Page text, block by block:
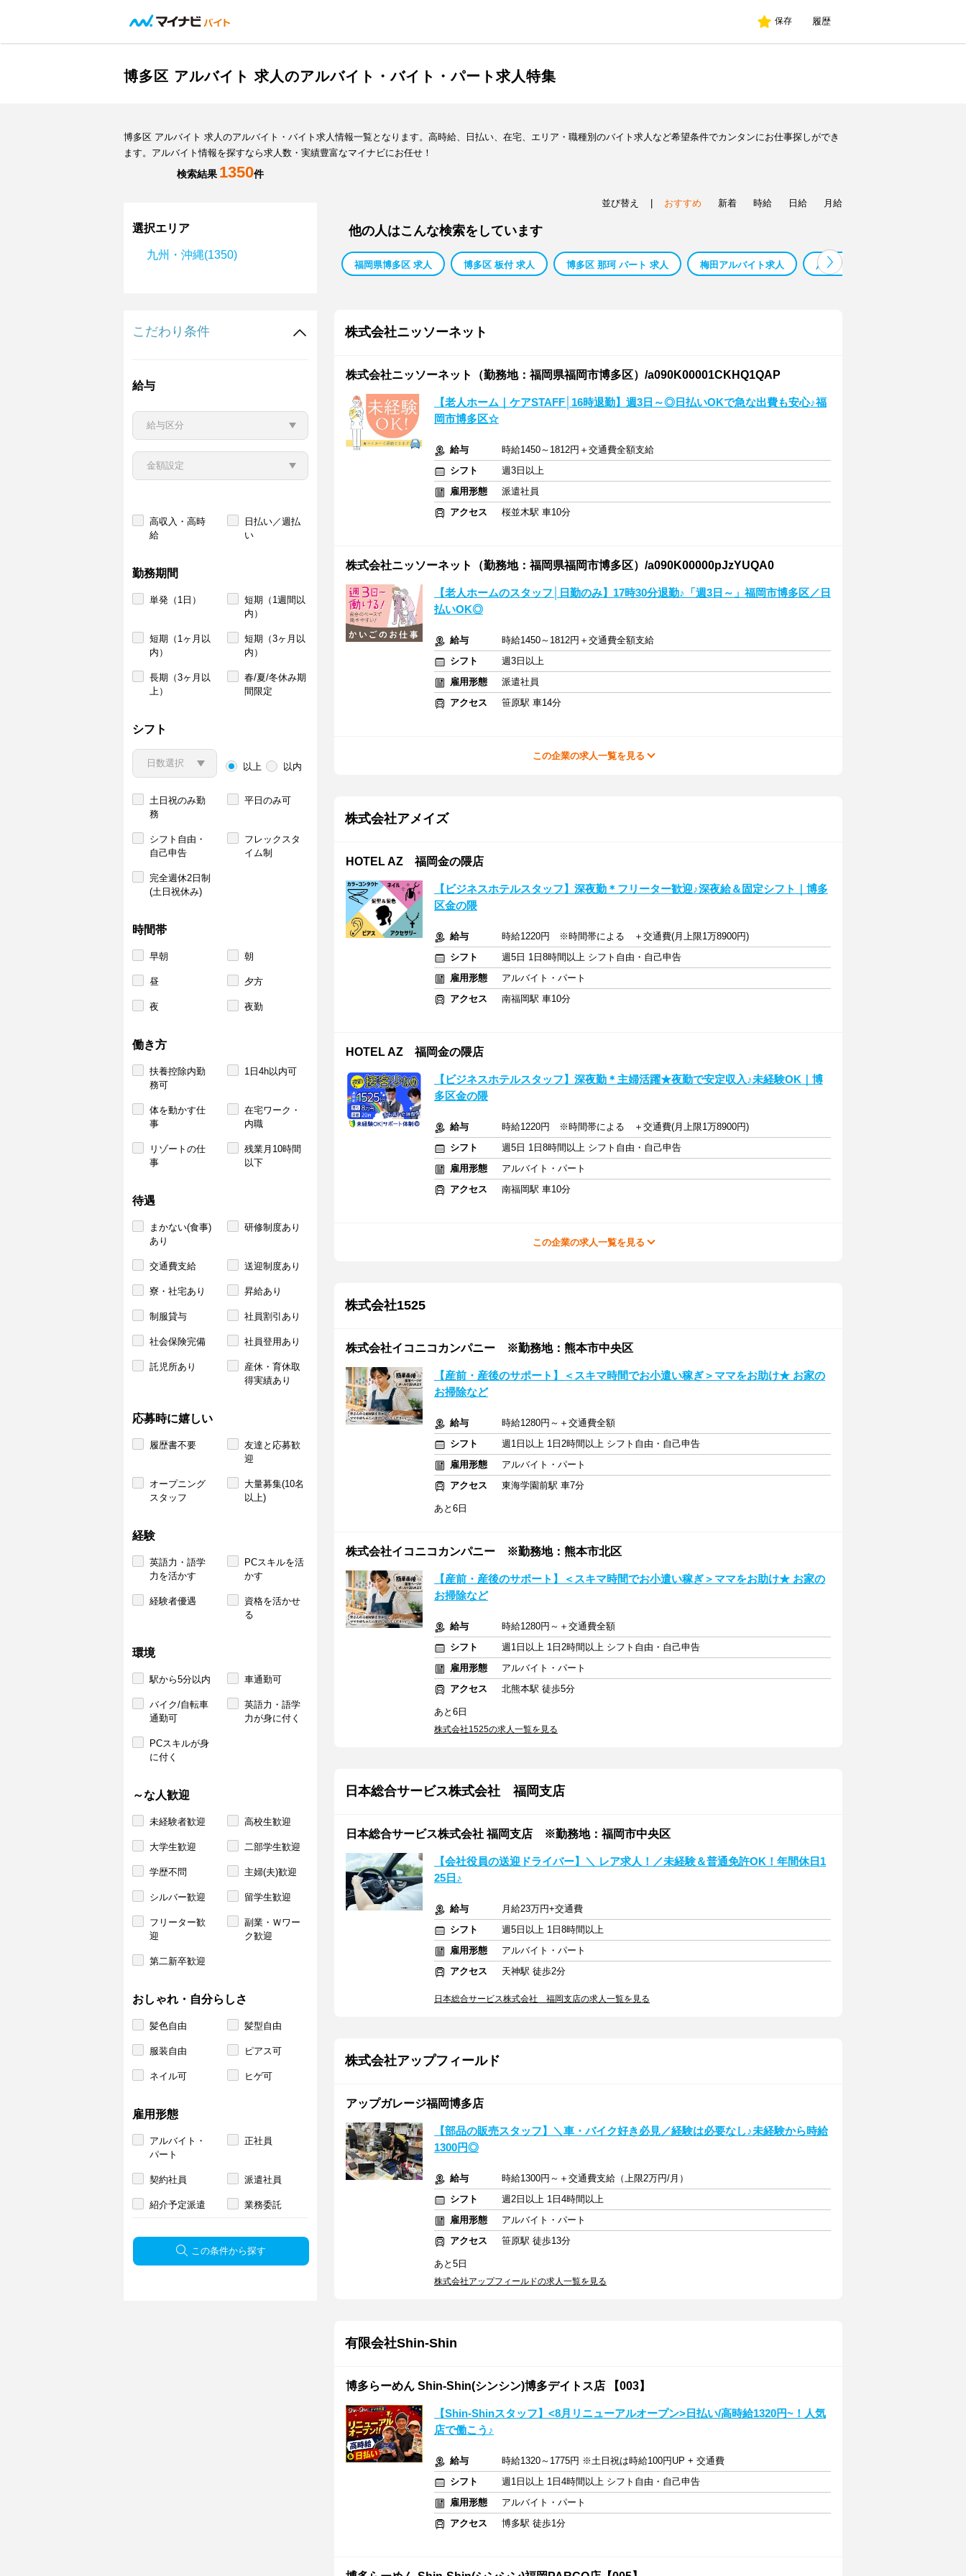
保存 履歴
博多区 アルバイト 求人のアルバイト・バイト・パート求人特集
博多区 アルバイト 求人のアルバイト・バイト求人情報一覧となります。高時給、日払い、在宅、エリア・職種別のバイト求人など希望条件でカンタンにお仕事探しができ
ます。アルバイト情報を探すなら求人数・実績豊富なマイナビにお任せ！
検索結果 1350件
選択エリア
九州・沖縄(1350)
こだわり条件
給与
高収入・高時
給
日払い／週払
い
勤務期間
単発（1日）
短期（1週間以
内）
短期（1ヶ月以
内）
短期（3ヶ月以
内）
長期（3ヶ月以
上）
春/夏/冬休み期
間限定
シフト
以上 以内
土日祝のみ勤
務
平日のみ可
シフト自由・
自己申告
フレックスタ
イム制
完全週休2日制
(土日祝休み)
時間帯
早朝 朝
昼 夕方
夜 夜勤
働き方
扶養控除内勤
務可
1日4h以内可
体を動かす仕
事
在宅ワーク・
内職
リゾートの仕
事
残業月10時間
以下
待遇
まかない(食事)
あり
研修制度あり
交通費支給 送迎制度あり
寮・社宅あり 昇給あり
制服貸与 社員割引あり
社会保険完備 社員登用あり
託児所あり
産休・育休取
得実績あり
応募時に嬉しい
履歴書不要
友達と応募歓
迎
オープニング
スタッフ
大量募集(10名
以上)
経験
英語力・語学
力を活かす
PCスキルを活
かす
経験者優遇
資格を活かせ
る
環境
駅から5分以内 車通勤可
バイク/自転車
通勤可
英語力・語学
力が身に付く
PCスキルが身
に付く
～な人歓迎
未経験者歓迎 高校生歓迎
大学生歓迎 二部学生歓迎
学歴不問 主婦(夫)歓迎
シルバー歓迎 留学生歓迎
フリーター歓
迎
副業・Ｗワー
ク歓迎
第二新卒歓迎
おしゃれ・自分らしさ
髪色自由 髪型自由
服装自由 ピアス可
ネイル可 ヒゲ可
雇用形態
アルバイト・
パート
正社員
契約社員 派遣社員
紹介予定派遣 業務委託
この条件から探す
並び替え おすすめ 新着 時給 日給 月給
他の人はこんな検索をしています
福岡県博多区 求人 博多区 板付 求人 博多区 那珂 パート 求人 梅田アルバイト求人 足利アルバイト求人
株式会社ニッソーネット
株式会社ニッソーネット（勤務地：福岡県福岡市博多区）/a090K00001CKHQ1QAP
【老人ホーム｜ケアSTAFF│16時退勤】週3日～◎日払いOKで急な出費も安心♪福
岡市博多区☆
給与
時給1450～1812円＋交通費全額支給
シフト
週3日以上
雇用形態
派遣社員
アクセス
桜並木駅 車10分
株式会社ニッソーネット（勤務地：福岡県福岡市博多区）/a090K00000pJzYUQA0
【老人ホームのスタッフ│日勤のみ】17時30分退勤♪「週3日～」福岡市博多区／日
払いOK◎
給与
時給1450～1812円＋交通費全額支給
シフト
週3日以上
雇用形態
派遣社員
アクセス
笹原駅 車14分
この企業の求人一覧を見る
株式会社アメイズ
HOTEL AZ 福岡金の隈店
【ビジネスホテルスタッフ】深夜勤＊フリーター歓迎♪深夜給＆固定シフト｜博多
区金の隈
給与
時給1220円 ※時間帯による ＋交通費(月上限1万8900円)
シフト
週5日 1日8時間以上 シフト自由・自己申告
雇用形態
アルバイト・パート
アクセス
南福岡駅 車10分
HOTEL AZ 福岡金の隈店
【ビジネスホテルスタッフ】深夜勤＊主婦活躍★夜勤で安定収入♪未経験OK｜博
多区金の隈
給与
時給1220円 ※時間帯による ＋交通費(月上限1万8900円)
シフト
週5日 1日8時間以上 シフト自由・自己申告
雇用形態
アルバイト・パート
アクセス
南福岡駅 車10分
この企業の求人一覧を見る
株式会社1525
株式会社イコニコカンパニー ※勤務地：熊本市中央区
【産前・産後のサポート】＜スキマ時間でお小遣い稼ぎ＞ママをお助け★ お家の
お掃除など
給与
時給1280円～＋交通費全額
シフト
週1日以上 1日2時間以上 シフト自由・自己申告
雇用形態
アルバイト・パート
アクセス
東海学園前駅 車7分
あと6日
株式会社イコニコカンパニー ※勤務地：熊本市北区
【産前・産後のサポート】＜スキマ時間でお小遣い稼ぎ＞ママをお助け★ お家の
お掃除など
給与
時給1280円～＋交通費全額
シフト
週1日以上 1日2時間以上 シフト自由・自己申告
雇用形態
アルバイト・パート
アクセス
北熊本駅 徒歩5分
あと6日
株式会社1525の求人一覧を見る
日本総合サービス株式会社 福岡支店
日本総合サービス株式会社 福岡支店 ※勤務地：福岡市中央区
【会社役員の送迎ドライバー】＼ レア求人！／未経験＆普通免許OK！年間休日1
25日♪
給与
月給23万円+交通費
シフト
週5日以上 1日8時間以上
雇用形態
アルバイト・パート
アクセス
天神駅 徒歩2分
日本総合サービス株式会社 福岡支店の求人一覧を見る
株式会社アップフィールド
アップガレージ福岡博多店
【部品の販売スタッフ】＼車・バイク好き必見／経験は必要なし♪未経験から時給
1300円◎
給与
時給1300円～＋交通費支給（上限2万円/月）
シフト
週2日以上 1日4時間以上
雇用形態
アルバイト・パート
アクセス
笹原駅 徒歩13分
あと5日
株式会社アップフィールドの求人一覧を見る
有限会社Shin-Shin
博多らーめん Shin-Shin(シンシン)博多デイトス店 【003】
【Shin-Shinスタッフ】<8月リニューアルオープン>日払い/高時給1320円~！人気
店で働こう♪
給与
時給1320～1775円 ※土日祝は時給100円UP + 交通費
シフト
週1日以上 1日4時間以上 シフト自由・自己申告
雇用形態
アルバイト・パート
アクセス
博多駅 徒歩1分